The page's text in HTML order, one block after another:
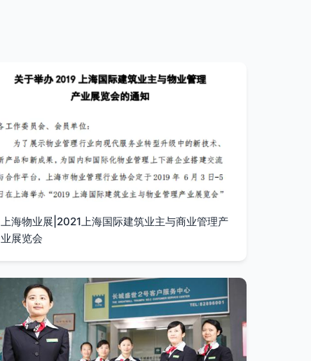
上海物业展|2021上海国际建筑业主与商业管理产
业展览会